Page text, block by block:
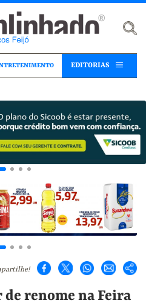
EDITORIAS
renome na Feira